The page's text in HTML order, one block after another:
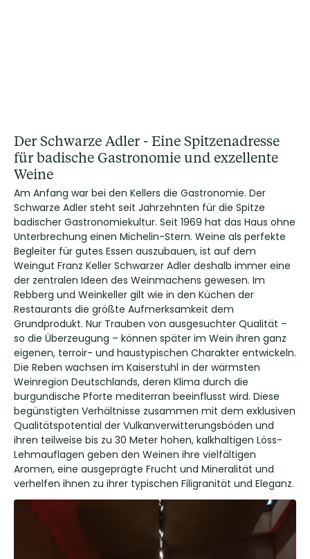
Der Schwarze Adler - Eine Spitzenadresse
für badische Gastronomie und exzellente
Weine
Am Anfang war bei den Kellers die Gastronomie. Der
Schwarze Adler steht seit Jahrzehnten für die Spitze
badischer Gastronomiekultur. Seit 1969 hat das Haus ohne
Unterbrechung einen Michelin-Stern. Weine als perfekte
Begleiter für gutes Essen auszubauen, ist auf dem
Weingut Franz Keller Schwarzer Adler deshalb immer eine
der zentralen Ideen des Weinmachens gewesen. Im
Rebberg und Weinkeller gilt wie in den Küchen der
Restaurants die größte Aufmerksamkeit dem
Grundprodukt. Nur Trauben von ausgesuchter Qualität –
so die Überzeugung – können später im Wein ihren ganz
eigenen, terroir- und haustypischen Charakter entwickeln.
Die Reben wachsen im Kaiserstuhl in der wärmsten
Weinregion Deutschlands, deren Klima durch die
burgundische Pforte mediterran beeinflusst wird. Diese
begünstigten Verhältnisse zusammen mit dem exklusiven
Qualitätspotential der Vulkanverwitterungsböden und
ihren teilweise bis zu 30 Meter hohen, kalkhaltigen Löss-
Lehmauflagen geben den Weinen ihre vielfältigen
Aromen, eine ausgeprägte Frucht und Mineralität und
verhelfen ihnen zu ihrer typischen Filigranität und Eleganz.